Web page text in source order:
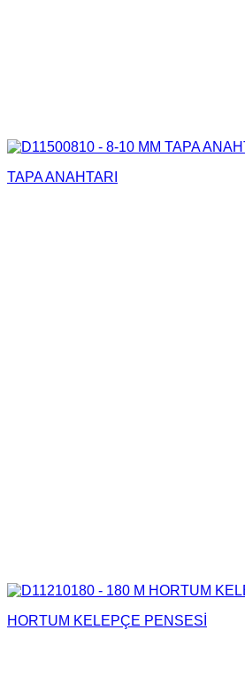
TAPA ANAHTARI
HORTUM KELEPÇE PENSESİ